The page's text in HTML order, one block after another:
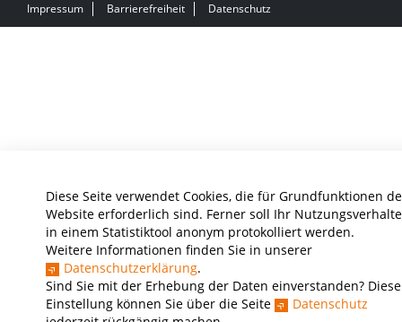
Diese Seite verwendet Cookies, die für Grundfunktionen
Website erforderlich sind. Ferner soll Ihr
in einem Statistiktool anonym protokolliert werden.
Weitere Informationen finden Sie in unserer
Datenschutzerklärung.
Sind Sie mit der Erhebung der Daten einverstanden? Diese
Einstellung können Sie über die Seite
Datenschutz
Impressum Barrierefreiheit Datenschutz